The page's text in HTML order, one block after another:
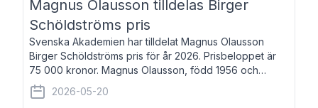
Magnus Olausson tilldelas Birger
Schöldströms pris
Svenska Akademien har tilldelat Magnus Olausson
Birger Schöldströms pris för år 2026. Prisbeloppet är
75 000 kronor. Magnus Olausson, född 1956 och
bosatt i Stockholm, är konstvetare, museiman och
hovman. Han disputerade 1993 vid Uppsala un
2026-05-20